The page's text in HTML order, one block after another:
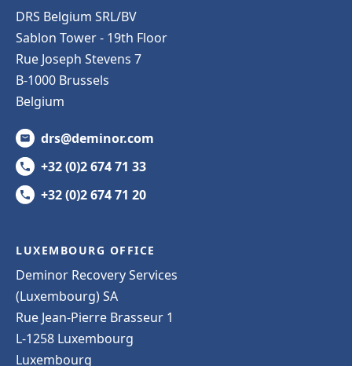
DRS Belgium SRL/BV
Sablon Tower - 19th Floor
Rue Joseph Stevens 7
B-1000 Brussels
Belgium
drs@deminor.com
+32 (0)2 674 71 33
+32 (0)2 674 71 20
LUXEMBOURG OFFICE
Deminor Recovery Services
(Luxembourg) SA
Rue Jean-Pierre Brasseur 1
L-1258 Luxembourg
Luxembourg